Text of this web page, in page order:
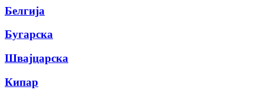
Белгија
Бугарска
Швајцарска
Кипар